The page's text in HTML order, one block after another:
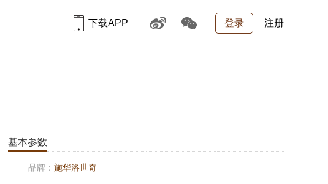
登录 注册
下载APP
基本参数
品牌： 施华洛世奇